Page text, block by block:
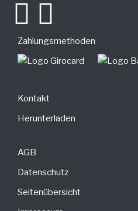
Zahlungsmethoden
Kontakt
Herunterladen
AGB
Datenschutz
Seitenübersicht